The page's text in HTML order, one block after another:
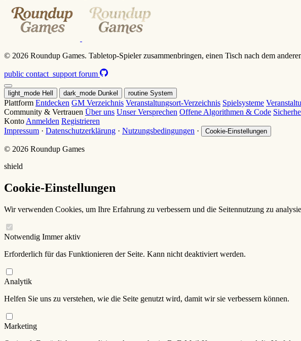
© 2026 Roundup Games. Tabletop-Spieler zusammenbringen, einen Tisch nach dem
public contact_support forum
light_mode Hell dark_mode Dunkel routine System
Plattform Entdecken GM Verzeichnis Veranstaltungsort-Verzeichnis Spielsysteme
Community & Vertrauen Über uns Unser Versprechen Offene Algorithmen & Code
Konto Anmelden Registrieren
Impressum · Datenschutzerklärung · Nutzungsbedingungen · Cookie-Einstellungen
© 2026 Roundup Games
shield
Cookie-Einstellungen
Wir verwenden Cookies, um Ihre Erfahrung zu verbessern und die Seitennutzung zu
Notwendig Immer aktiv
Erforderlich für das Funktionieren der Seite. Kann nicht deaktiviert werden.
Analytik
Helfen Sie uns zu verstehen, wie die Seite genutzt wird, damit wir sie verbessern können.
Marketing